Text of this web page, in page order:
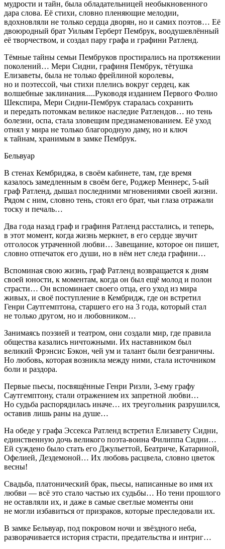
мудрости и тайн, была обладательницей необыкновенного
дара слова. Её стихи, словно пленяющие мелодии,
вдохновляли не только сердца дворян, но и самих поэтов… Её
двоюродный брат Уильям Герберт Пембрук, воодушевлённый
её творчеством, и создал пару графа и графини Ратленд.
Тёмные тайны семьи Пембруков простирались на протяжении
поколений… Мери Сидни, графиня Пембрук, тётушка
Елизаветы, была не только фрейлиной королевы,
но и поэтессой, чьи стихи плелись вокруг сердец, как
волшебные заклинания.....Руководя изданием Первого Фолио
Шекспира, Мери Сидни-Пембрук старалась сохранить
и передать потомкам великое наследие Ратлендов… но тень
болезни, оспа, стала зловещим предзнаменованием. Её уход
отнял у мира не только благородную даму, но и ключ
к тайнам, хранимым в замке Пембрук.
Бельвуар
В стенах Кембриджа, в своём кабинете, там, где время
казалось замедленным в своём беге, Роджер Меннерс, 5-ый
граф Ратленд, дышал последними мгновениями своей жизни.
Рядом с ним, словно тень, стоял его брат, чьи глаза отражали
тоску и печаль…
Два года назад граф и графиня Ратленд расстались, и теперь,
в этот момент, когда жизнь меркнет, в его сердце звучит
отголосок утраченной любви… Завещание, которое он пишет,
словно отпечаток его души, но в нём нет следа графини…
Вспоминая свою жизнь, граф Ратленд возвращается к дням
своей юности, к моментам, когда он был ещё молод и полон
страсти… Он вспоминает своего отца, его уход из мира
живых, и своё поступление в Кембридж, где он встретил
Генри Саутгемптона, старшего его на 3 года, который стал
не только другом, но и любовником…
Занимаясь поэзией и театром, они создали мир, где правила
общества казались ничтожными. Их наставником был
великий Фрэнсис Бэкон, чей ум и талант были безграничны.
Но любовь, которая возникла между ними, стала источником
боли и раздора.
Первые пьесы, посвящённые Генри Ризли, 3-ему графу
Саутгемптону, стали отражением их запретной любви…
Но судьба распорядилась иначе… их треугольник разрушился,
оставив лишь раны на душе…
На обеде у графа Эссекса Ратленд встретил Елизавету Сидни,
единственную дочь великого поэта-воина Филиппа Сидни…
Ей суждено было стать его Джульеттой, Беатриче, Катариной,
Офелией, Дездемоной… Их любовь расцвела, словно цветок
весны!
Свадьба, платонический брак, пьесы, написанные во имя их
любви — всё это стало частью их судьбы… Но тени прошлого
не оставляли их, и даже в самые светлые моменты они
не могли избавиться от призраков, которые преследовали их.
В замке Бельвуар, под покровом ночи и звёздного неба,
разворачивается история страсти, предательства и интриг…